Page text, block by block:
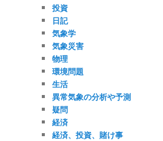
投資
日記
気象学
気象災害
物理
環境問題
生活
異常気象の分析や予測
疑問
経済
経済、投資、賭け事